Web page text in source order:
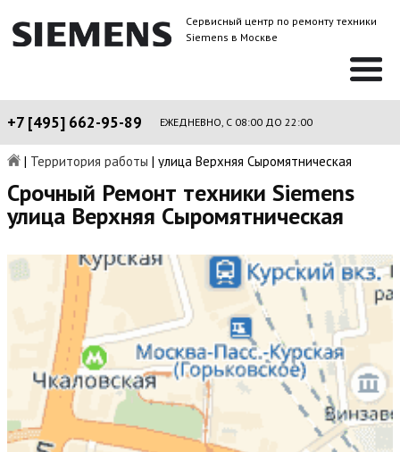
Сервисный центр по ремонту техники
Siemens в Москве
+7 [495] 662-95-89 ЕЖЕДНЕВНО, С 08:00 ДО 22:00
| Территория работы | улица Верхняя Сыромятническая
Срочный Ремонт техники Siemens
улица Верхняя Сыромятническая